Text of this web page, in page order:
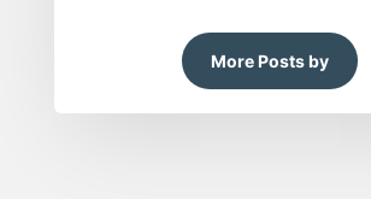
More Posts by